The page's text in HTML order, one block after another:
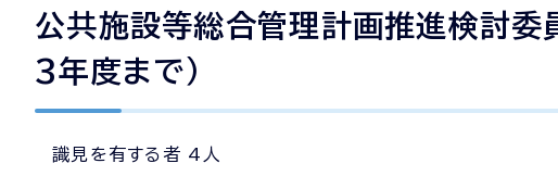
公共施設等総合管理計画推進検討委
3年度まで）
識見を有する者 4人